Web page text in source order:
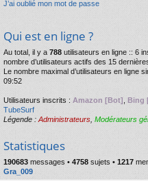
J’ai oublié mon mot de passe
Qui est en ligne ?
Au total, il y a 788 utilisateurs en ligne :: 6
nombre d’utilisateurs actifs des 15
Le nombre maximal d’utilisateurs en ligne
09:52
Utilisateurs inscrits : Amazon [Bot] Bing
TubeSurf
Légende : Administrateurs Modérateurs
Statistiques
190683 messages • 4758 sujets • 1217
Gra_009